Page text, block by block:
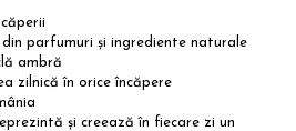
parfumuri și ingrediente naturale
ambră
zilnică în orice încăpere
și creează în fiecare zi un